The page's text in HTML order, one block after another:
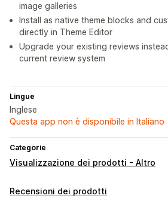
image galleries
Install as native theme blocks and
directly in Theme Editor
Upgrade your existing reviews
current review system
Lingue
Inglese
Questa app non è disponibile in Italiano
Categorie
Visualizzazione dei prodotti - Altro
Recensioni dei prodotti